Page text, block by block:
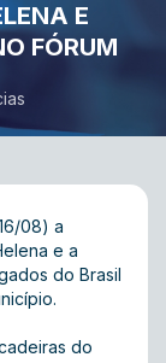
E
FÓRUM
08) a
e a
do Brasil
do